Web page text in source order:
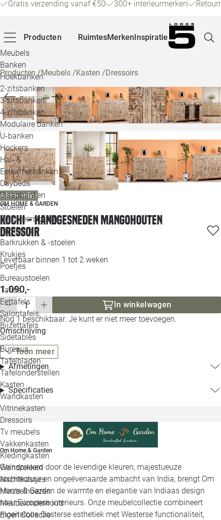
Gratis verzending vanaf €50 300+ interieurmerken
Producten
Meubels
Banken
Hoekbanken
2-zitsbanken
3-zitsbanken
4-zitsbanken
Modulaire banken
U-banken
Hockers
Hal- &
Eetkamerbanken
Daybeds
Slaapbanken
Stoelen
Eetkamerstoelen
Fauteuils
Barkrukken & -stoelen
Krukjes
Poefjes
Bureaustoelen
Tafels
Eettafels
Salontafels
Bijzettafels
Sidetables
Bureaus
Tafelbladen
Tafelonderstellen
Kasten
Wandkasten
Vitrinekasten
Dressoirs
Tv meubels
Vakkenkasten
Kledingkasten
Wandrekken
Nachtkastjes
Meubelhoezen
Meubelonderhoud
Eigen Collectie
RuimtesMerkenInspiratie
Alle
Producten/Meubels /Kasten /Dressoirs
Alleen online
OM HOME & GARDEN
Kochi - Handgesneden Mangohouten
Dressoir
Leverbaar binnen 1 tot 2 weken
1.090,-
In winkelwagen
Nog 1 beschikbaar. Je kunt er niet meer toevoegen.
Omschrijving
Toon meer
Afmetingen
Specificaties
Om Home & Garden
Geïnspireerd door de levendige kleuren, majestueuze
architectuur en ongeëvenaarde ambacht van India, brengt Om
Home & Garden de warmte en elegantie van Indiaas design
naar Europese interieurs. Onze meubelcollectie combineert
moeiteloos Oosterse esthetiek met Westerse functionaliteit,